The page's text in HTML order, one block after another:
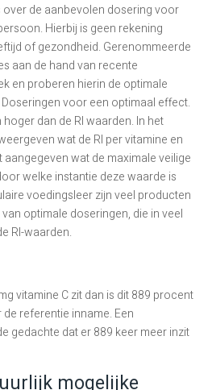
over de aanbevolen dosering voor
Hierbij is geen rekening
of gezondheid. Gerenommeerde
aan de hand van recente
en proberen hierin de optimale
voor een optimaal effect.
dan de RI waarden. In het
wat de RI per vitamine en
aangegeven wat de maximale veilige
welke instantie deze waarde is
voedingsleer zijn veel producten
optimale doseringen, die in veel
RI-waarden.
vitamine C zit dan is dit 889 procent
referentie inname. Een
gedachte dat er 889 keer meer inzit
mogelijke